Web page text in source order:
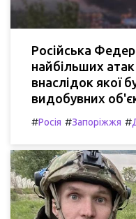
Російська
найбільших
внаслідок якої
видобувних
#Росія #Запоріжжя #